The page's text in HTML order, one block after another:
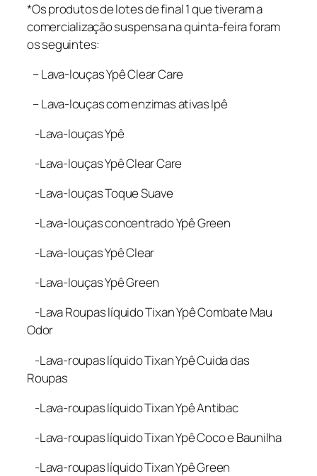
*Os produtos de lotes de final 1 que tiveram a
comercialização suspensa na quinta-feira foram
os seguintes:
– Lava-louças Ypê Clear Care
– Lava-louças com enzimas ativas Ipê
-Lava-louças Ypê
-Lava-louças Ypê Clear Care
-Lava-louças Toque Suave
-Lava-louças concentrado Ypê Green
-Lava-louças Ypê Clear
-Lava-louças Ypê Green
-Lava Roupas líquido Tixan Ypê Combate Mau
Odor
-Lava-roupas líquido Tixan Ypê Cuida das
Roupas
-Lava-roupas líquido Tixan Ypê Antibac
-Lava-roupas líquido Tixan Ypê Coco e Baunilha
-Lava-roupas líquido Tixan Ypê Green